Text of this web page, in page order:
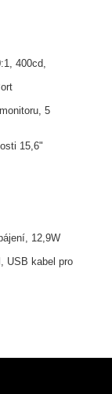
400cd,
5
15,6"
12,9W
USB kabel pro